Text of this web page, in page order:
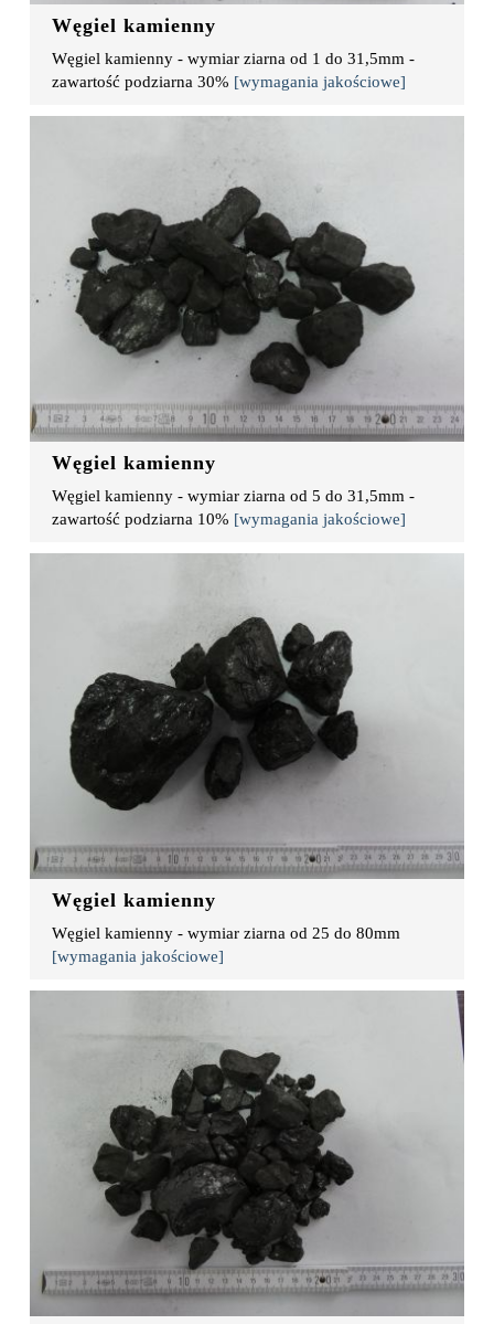
Węgiel kamienny
Węgiel kamienny - wymiar ziarna od 1 do 31,5mm -
zawartość podziarna 30% [wymagania jakościowe]
Węgiel kamienny
Węgiel kamienny - wymiar ziarna od 5 do 31,5mm -
zawartość podziarna 10% [wymagania jakościowe]
Węgiel kamienny
Węgiel kamienny - wymiar ziarna od 25 do 80mm
[wymagania jakościowe]